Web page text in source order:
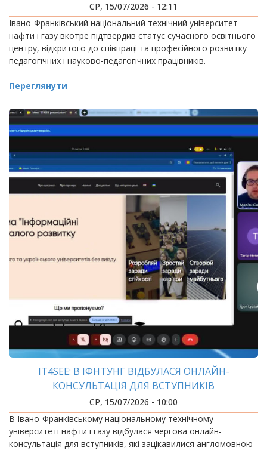
СР, 15/07/2026 - 12:11
Івано-Франківський національний технічний університет
нафти і газу вкотре підтвердив статус сучасного освітнього
центру, відкритого до співпраці та професійного розвитку
педагогічних і науково-педагогічних працівників.
Переглянути
IT4SEE: В ІФНТУНГ ВІДБУЛАСЯ ОНЛАЙН-
КОНСУЛЬТАЦІЯ ДЛЯ ВСТУПНИКІВ
СР, 15/07/2026 - 10:00
В Івано-Франківському національному технічному
університеті нафти і газу відбулася чергова онлайн-
консультація для вступників, які зацікавилися англомовною